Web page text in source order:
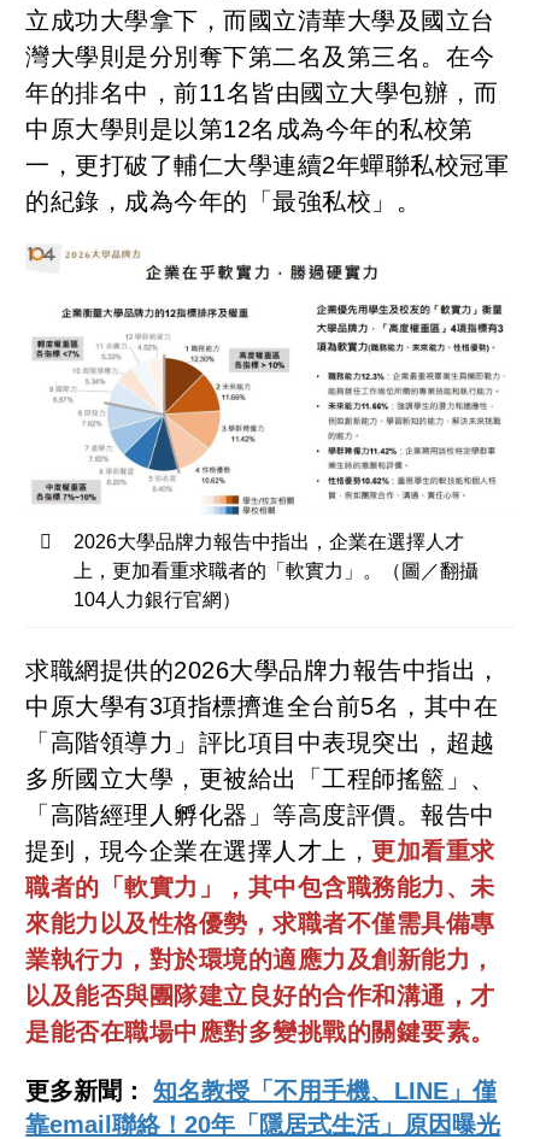
立成功大學拿下，而國立清華大學及國立台
灣大學則是分別奪下第二名及第三名。在今
年的排名中，前11名皆由國立大學包辦，而
中原大學則是以第12名成為今年的私校第
一，更打破了輔仁大學連續2年蟬聯私校冠軍
的紀錄，成為今年的「最強私校」。
2026大學品牌力報告中指出，企業在選擇人才
上，更加看重求職者的「軟實力」。（圖／翻攝
104人力銀行官網）
求職網提供的2026大學品牌力報告中指出，
中原大學有3項指標擠進全台前5名，其中在
「高階領導力」評比項目中表現突出，超越
多所國立大學，更被給出「工程師搖籃」、
「高階經理人孵化器」等高度評價。報告中
提到，現今企業在選擇人才上， 更加看重求
職者的「軟實力」，其中包含職務能力、未
來能力以及性格優勢，求職者不僅需具備專
業執行力，對於環境的適應力及創新能力，
以及能否與團隊建立良好的合作和溝通，才
是能否在職場中應對多變挑戰的關鍵要素。
更多新聞：知名教授「不用手機、LINE」僅
靠email聯絡！20年「隱居式生活」原因曝光